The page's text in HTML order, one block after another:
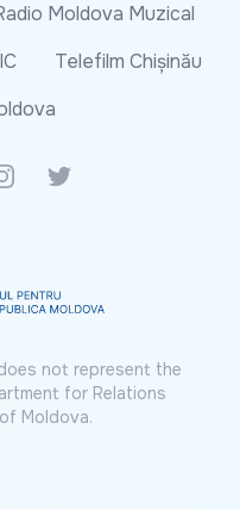
Moldova Muzical
Telefilm Chișinău
Twitter
not represent the
for Relations
Moldova.